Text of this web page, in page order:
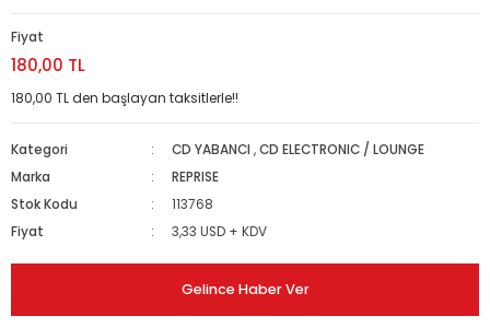
Fiyat
180,00 TL
180,00 TL den başlayan taksitlerle!!
Kategori CD YABANCI ,CD ELECTRONIC / LOUNGE
Marka
REPRISE
Stok Kodu
113768
Fiyat
3,33 USD + KDV
Gelince Haber Ver